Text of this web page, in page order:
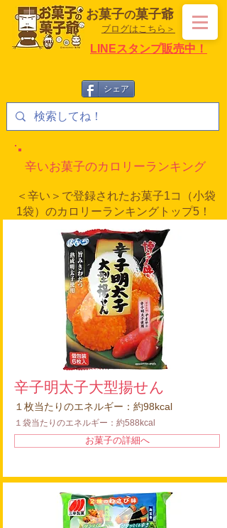
お菓子の菓子爺
ブログはこちら＞
シェア
LINEスタンプ販売中！
辛いお菓子のカロリーランキング
＜辛い＞で登録されたお菓子1コ（小袋
1袋）のカロリーランキングトップ5！
辛子明太子大型揚せん
１枚当たりのエネルギー：約98kcal
１袋当たりのエネルギー：約588kcal
お菓子の詳細へ